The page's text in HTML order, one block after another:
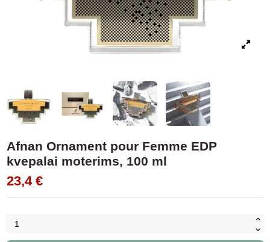
Afnan Ornament pour Femme EDP
kvepalai moterims, 100 ml
23,4 €